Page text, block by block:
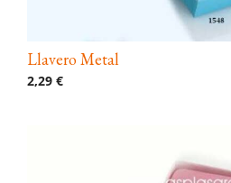
Llavero Metal
2,29 €